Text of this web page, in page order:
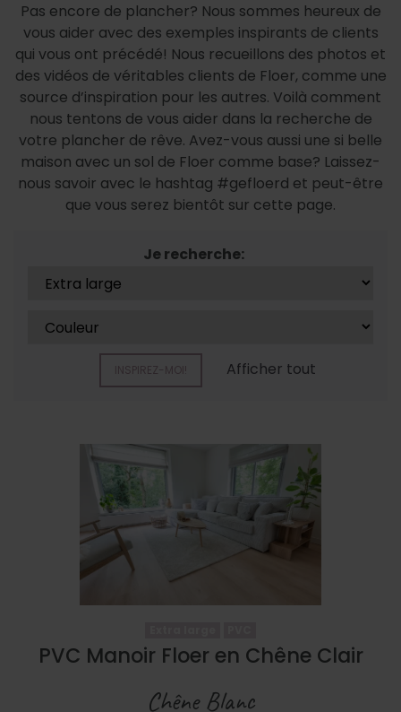
Pas encore de plancher? Nous sommes heureux de
vous aider avec des exemples inspirants de clients
qui vous ont précédé! Nous recueillons des photos et
des vidéos de véritables clients de Floer, comme une
source d’inspiration pour les autres. Voilà comment
nous tentons de vous aider dans la recherche de
votre plancher de rêve. Avez-vous aussi une si belle
maison avec un sol de Floer comme base? Laissez-
nous savoir avec le hashtag #gefloerd et peut-être
que vous serez bientôt sur cette page.
Je recherche:
INSPIREZ-MOI! Afficher tout
PVC Manoir Floer en Chêne Clair
Chêne Blanc